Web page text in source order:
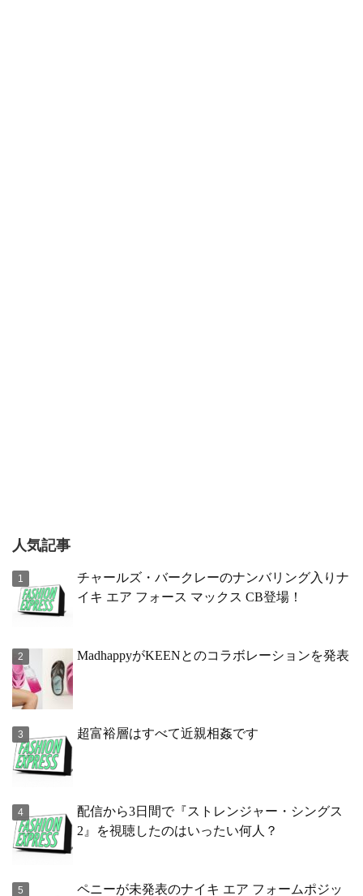
人気記事
チャールズ・バークレーのナンバリング入りナ
イキ エア フォース マックス CB登場！
MadhappyがKEENとのコラボレーションを発表
超富裕層はすべて近親相姦です
配信から3日間で『ストレンジャー・シングス
2』を視聴したのはいったい何人？
ペニーが未発表のナイキ エア フォームポジッ